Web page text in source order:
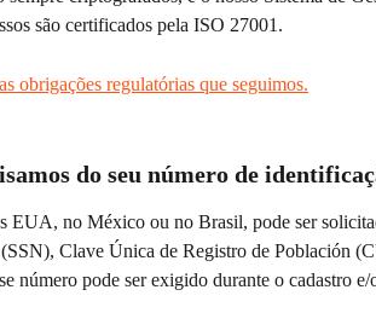
são certificados pela ISO 27001.
obrigações regulatórias que seguimos.
do seu número de
EUA, no México ou no Brasil, pode ser
Clave Única de Registro de Población
número pode ser exigido durante o cadastro e/